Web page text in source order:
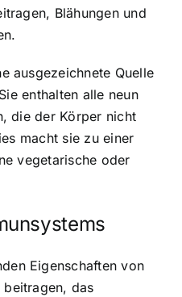
Blähungen und
ausgezeichnete Quelle
enthalten alle neun
die der Körper nicht
macht sie zu einer
vegetarische oder
Eigenschaften von
beitragen, das